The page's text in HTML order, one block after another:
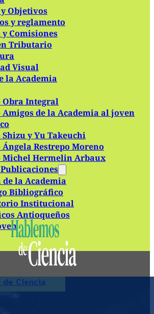
Objetivos
y reglamento
y Comisiones
Tributario
Visual
la Academia
Obra Integral
de la Academia al joven
y Yu Takeuchi
Restrepo Moreno
Michel Hermelin Arbaux
de la Academia
Bibliográfico
Institucional
Antioqueños
de Ciencia